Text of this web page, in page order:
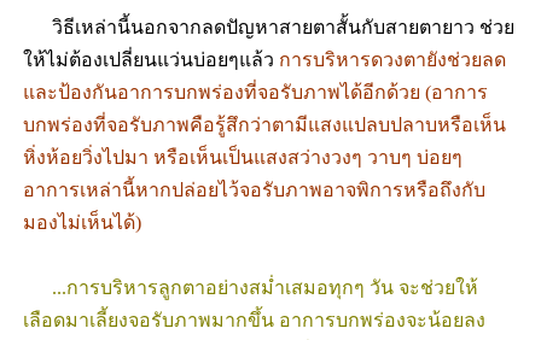
วิธีเหล่านี้นอกจากลดปัญหาสายตาสั้นกับสายตายาว ช่วย
ให้ไม่ต้องเปลี่ยนแว่นบ่อยๆแล้ว การบริหารดวงตายังช่วยลด
และป้องกันอาการบกพร่องที่จอรับภาพได้อีกด้วย (อาการ
บกพร่องที่จอรับภาพคือรู้สึกว่าตามีแสงแปลบปลาบหรือเห็น
หิ่งห้อยวิ่งไปมา หรือเห็นเป็นแสงสว่างวงๆ วาบๆ บ่อยๆ
อาการเหล่านี้หากปล่อยไว้จอรับภาพอาจพิการหรือถึงกับ
มองไม่เห็นได้)
...การบริหารลูกตาอย่างสม่ำเสมอทุกๆ วัน จะช่วยให้
เลือดมาเลี้ยงจอรับภาพมากขึ้น อาการบกพร่องจะน้อยลง